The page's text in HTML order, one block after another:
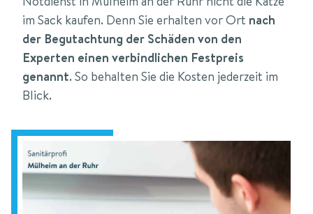
im Sack kaufen. Denn Sie erhalten vor Ort nach
der Begutachtung der Schäden von den
Experten einen verbindlichen Festpreis
genannt. So behalten Sie die Kosten jederzeit im
Blick.